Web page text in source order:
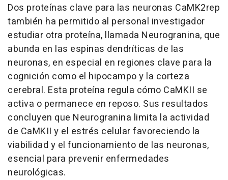
Dos proteínas clave para las neuronas CaMK2rep
también ha permitido al personal investigador
estudiar otra proteína, llamada Neurogranina, que
abunda en las espinas dendríticas de las
neuronas, en especial en regiones clave para la
cognición como el hipocampo y la corteza
cerebral. Esta proteína regula cómo CaMKII se
activa o permanece en reposo. Sus resultados
concluyen que Neurogranina limita la actividad
de CaMKII y el estrés celular favoreciendo la
viabilidad y el funcionamiento de las neuronas,
esencial para prevenir enfermedades
neurológicas.